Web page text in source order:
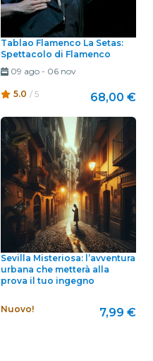
Tablao Flamenco La Setas:
Spettacolo di Flamenco
09 ago- 06 nov
5.0 / 5 68,00 €
Sevilla Misteriosa: l’avventura
urbana che metterà alla
prova il tuo ingegno
Nuovo! 7,99 €